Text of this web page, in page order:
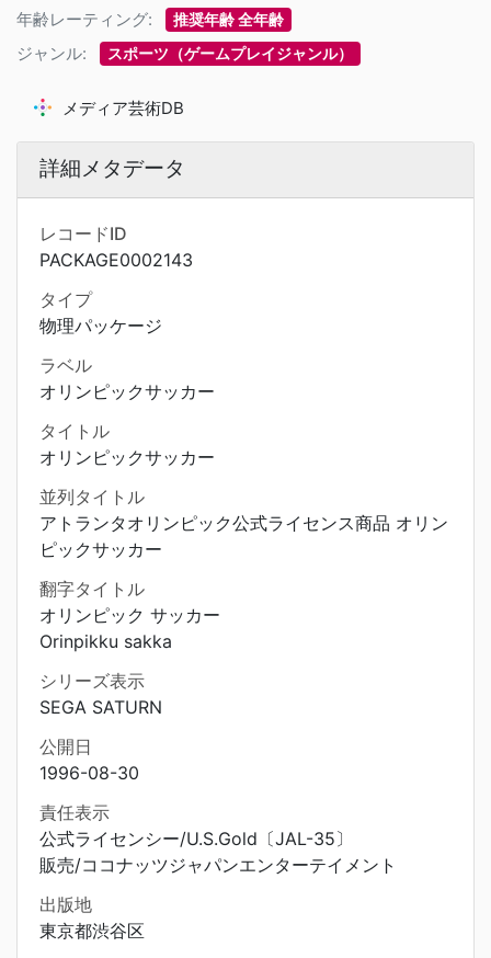
年齢レーティング: 推奨年齢 全年齢
ジャンル: スポーツ（ゲームプレイジャンル）
メディア芸術DB
詳細メタデータ
レコードID
PACKAGE0002143
タイプ
物理パッケージ
ラベル
オリンピックサッカー
タイトル
オリンピックサッカー
並列タイトル
アトランタオリンピック公式ライセンス商品 オリン
ピックサッカー
翻字タイトル
オリンピック サッカー
Orinpikku sakka
シリーズ表示
SEGA SATURN
公開日
1996-08-30
責任表示
公式ライセンシー/U.S.Gold〔JAL-35〕
販売/ココナッツジャパンエンターテイメント
出版地
東京都渋谷区